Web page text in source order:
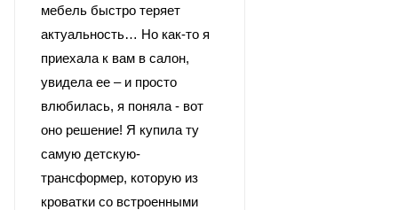
мебель быстро теряет
актуальность… Но как-то я
приехала к вам в салон,
увидела ее – и просто
влюбилась, я поняла - вот
оно решение! Я купила ту
самую детскую-
трансформер, которую из
кроватки со встроенными